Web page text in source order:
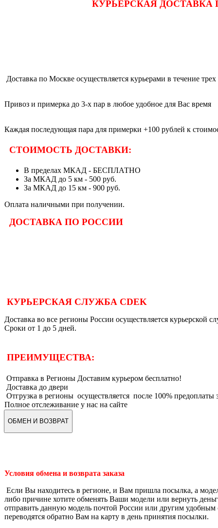
КУРЬЕРСКАЯ ДОСТАВКА
Доставка по Москве осуществляется курьерами в течение трех
Привоз и примерка до 3-х пар в любое удобное для Вас время
Каждая последующая пара для примерки +100 рублей к
СТОИМОСТЬ ДОСТАВКИ:
В пределах МКАД - БЕСПЛАТНО
За МКАД до 5 км - 500 руб.
За МКАД до 15 км - 900 руб.
Оплата наличными при получении.
ДОСТАВКА ПО РОССИИ
КУРЬЕРСКАЯ СЛУЖБА CDEK
Доставка во все регионы России осуществляется курьерской
Сроки от 1 до 5 дней.
ПРЕИМУЩЕСТВА:
Отправка в Регионы Доставим курьером бесплатно!
Доставка до двери
Отгрузка в регионы осуществляется после 100% предоплаты
Полное отслеживание у нас на сайте
ОБМЕН И ВОЗВРАТ
Условия обмена и возврата заказа
Если Вы находитесь в регионе, и Вам пришла посылка, а
либо причине хотите обменять Ваши модели или вернуть
отправить данную модель почтой России или другим
переводятся обратно Вам на карту в день принятия посылки.